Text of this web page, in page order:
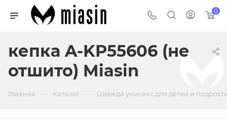
0
кепка A-KP55606 (не
отшито) Miasin
Главная Каталог Одежда унисекс для детей и